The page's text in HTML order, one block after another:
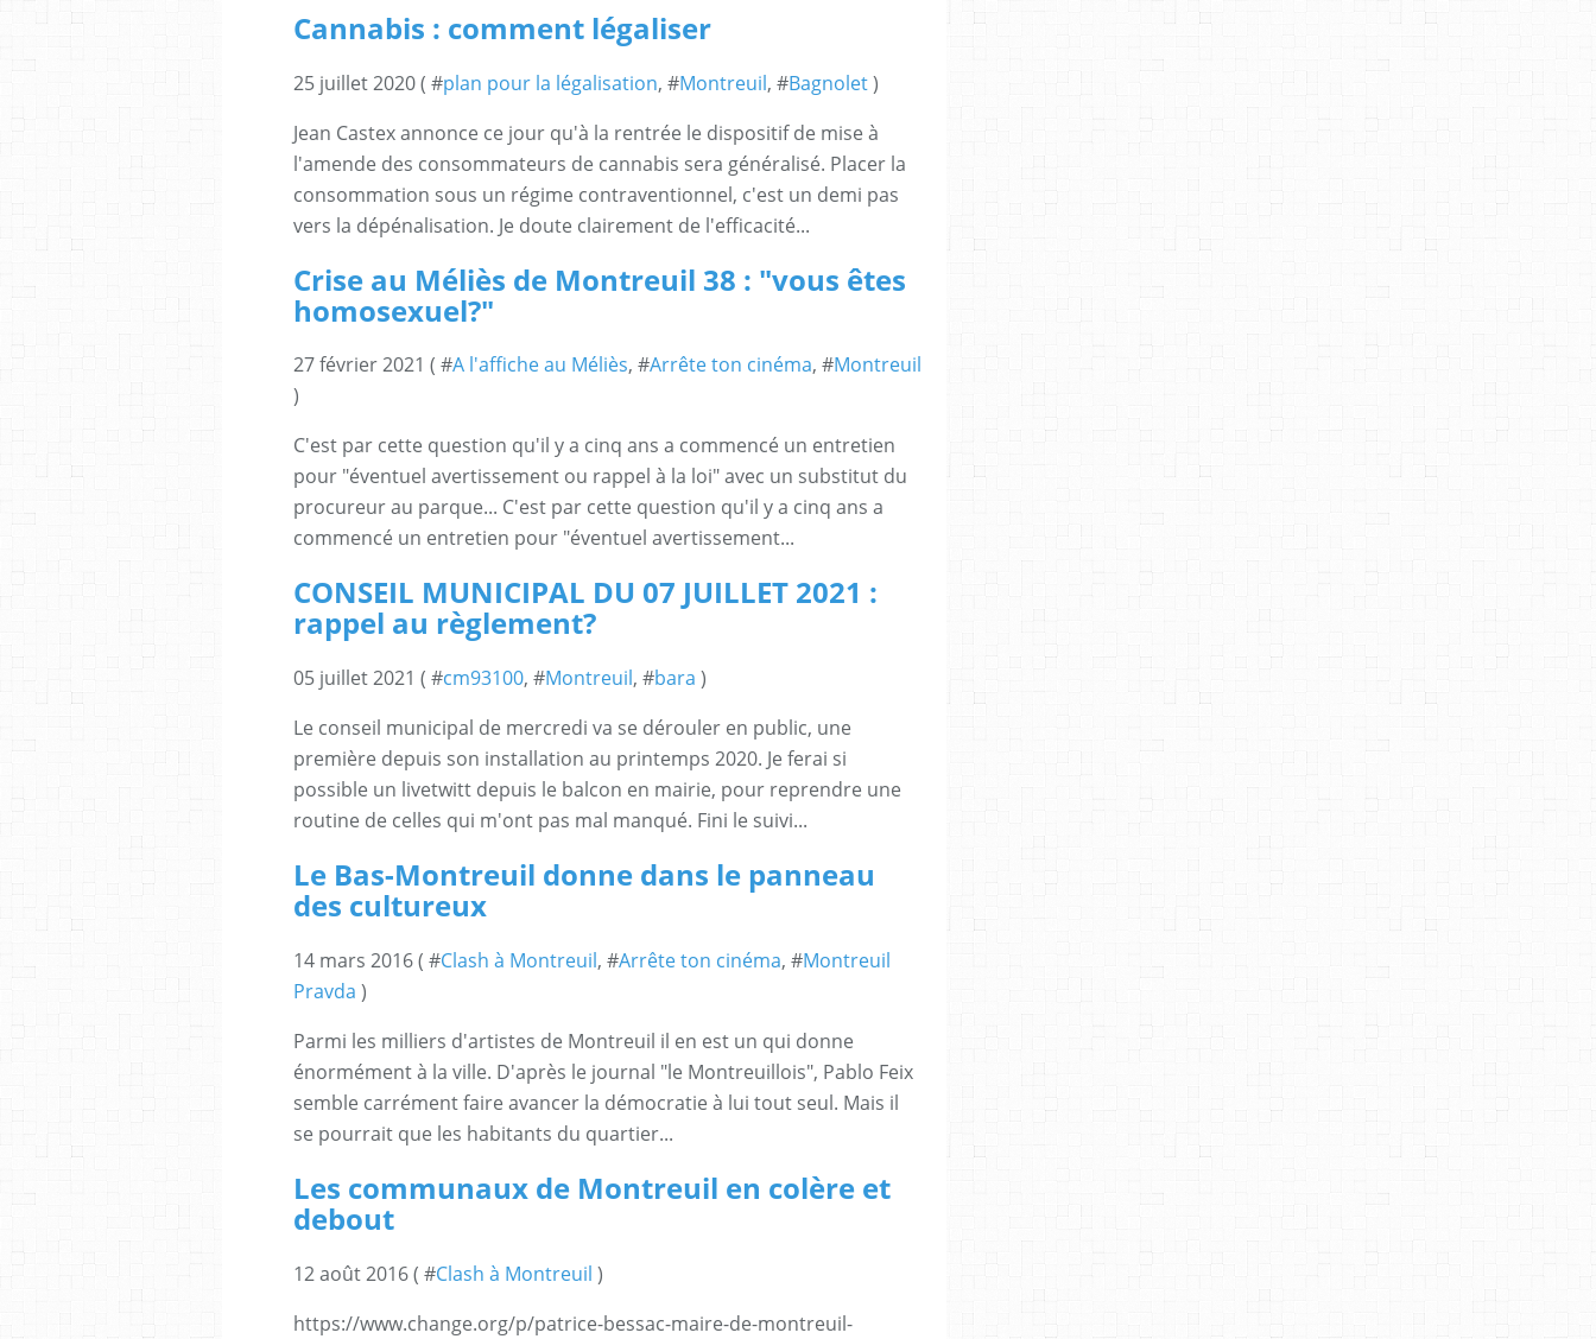
Cannabis : comment légaliser
25 juillet 2020 ( #plan pour la légalisation, #Montreuil, #Bagnolet)
Jean Castex annonce ce jour qu'à la rentrée le dispositif de mise à
l'amende des consommateurs de cannabis sera généralisé. Placer la
consommation sous un régime contraventionnel, c'est un demi pas
vers la dépénalisation. Je doute clairement de l'efficacité...
Crise au Méliès de Montreuil 38 : "vous êtes
homosexuel?"
27 février 2021 ( #A l'affiche au Méliès, #Arrête ton cinéma, #Montreuil
)
C'est par cette question qu'il y a cinq ans a commencé un entretien
pour "éventuel avertissement ou rappel à la loi" avec un substitut du
procureur au parque... C'est par cette question qu'il y a cinq ans a
commencé un entretien pour "éventuel avertissement...
CONSEIL MUNICIPAL DU 07 JUILLET 2021 :
rappel au règlement?
05 juillet 2021 ( #cm93100, #Montreuil, #bara )
Le conseil municipal de mercredi va se dérouler en public, une
première depuis son installation au printemps 2020. Je ferai si
possible un livetwitt depuis le balcon en mairie, pour reprendre une
routine de celles qui m'ont pas mal manqué. Fini le suivi...
Le Bas-Montreuil donne dans le panneau
des cultureux
14 mars 2016 ( #Clash à Montreuil, #Arrête ton cinéma, #Montreuil
Pravda )
Parmi les milliers d'artistes de Montreuil il en est un qui donne
énormément à la ville. D'après le journal "le Montreuillois", Pablo Feix
semble carrément faire avancer la démocratie à lui tout seul. Mais il
se pourrait que les habitants du quartier...
Les communaux de Montreuil en colère et
debout
12 août 2016 ( #Clash à Montreuil )
https://www.change.org/p/patrice-bessac-maire-de-montreuil-